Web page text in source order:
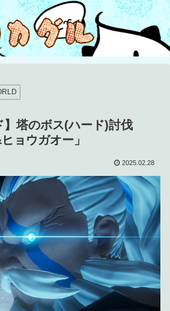
】塔のボス(ハード)討伐
ョウガオー」
2025.02.28